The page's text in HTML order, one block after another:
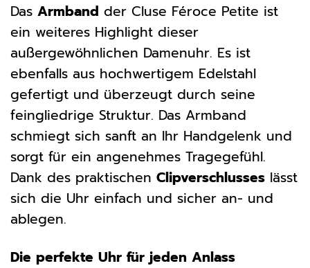
Das Armband der Cluse Féroce Petite ist
ein weiteres Highlight dieser
außergewöhnlichen Damenuhr. Es ist
ebenfalls aus hochwertigem Edelstahl
gefertigt und überzeugt durch seine
feingliedrige Struktur. Das Armband
schmiegt sich sanft an Ihr Handgelenk und
sorgt für ein angenehmes Tragegefühl.
Dank des praktischen Clipverschlusses lässt
sich die Uhr einfach und sicher an- und
ablegen.
Die perfekte Uhr für jeden Anlass